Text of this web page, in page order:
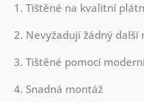
1. Tištěné na kvalitní
2. Nevyžadují žádný další
3. Tištěné pomocí
4. Snadná montáž